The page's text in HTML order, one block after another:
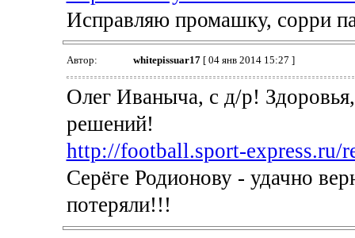
Исправляю промашку, сорри
Автор: whitepissuar17[ 04 янв 2014 15:27 ]
Олег Иваныча, с д/р!
решений!
http://football.sport-express.ru/
Серёге Родионову - удачно
потеряли!!!